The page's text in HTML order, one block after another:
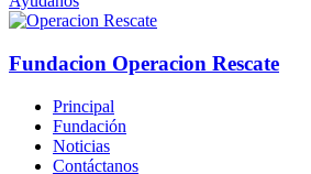
Fundacion Operacion Rescate
Principal
Fundación
Noticias
Contáctanos